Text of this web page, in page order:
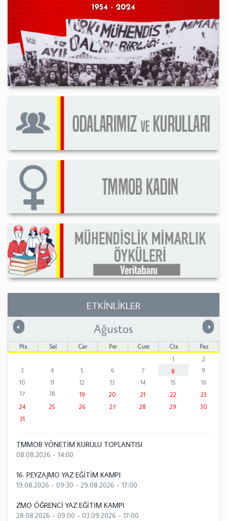
ETKİNLİKLER
« Önceki »
Ağustos
Pts Sal Çar Per Cum Cts
Paz
1
2
3
4 5 6 7 8
9
10
11 12 13 14 15
16
17
18 19 20 21 22
23
24
25 26 27 28 29
30
31
TMMOB YÖNETİM KURULU TOPLANTISI
08.08.2026 - 14:00
16. PEYZAJMO YAZ EĞİTİM KAMPI
19.08.2026 - 09:30 - 29.08.2026 - 17:00
ZMO ÖĞRENCİ YAZ EĞİTİM KAMPI
28.08.2026 - 09:00 - 03.09.2026 - 17:00